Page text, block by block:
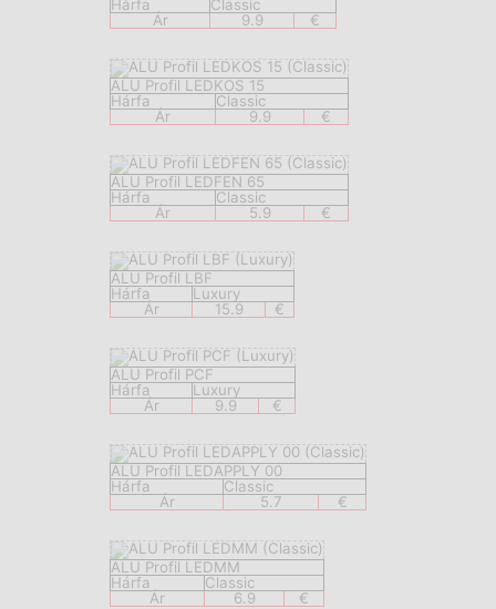
Hárfa
Classic
Ár
9.9 €
ALU Profil LEDKOS 15
Hárfa
Classic
Ár
9.9 €
ALU Profil LEDFEN 65
Hárfa
Classic
Ár
5.9 €
ALU Profil LBF
Hárfa
Luxury
Ár
15.9 €
ALU Profil PCF
Hárfa
Luxury
Ár
9.9 €
ALU Profil LEDAPPLY 00
Hárfa
Classic
Ár
5.7 €
ALU Profil LEDMM
Hárfa
Classic
Ár
6.9 €